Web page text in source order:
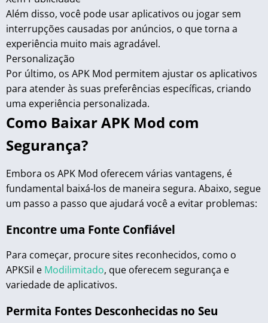
Além disso, você pode usar aplicativos ou jogar sem
interrupções causadas por anúncios, o que torna a
experiência muito mais agradável.
Personalização
Por último, os APK Mod permitem ajustar os aplicativos
para atender às suas preferências específicas, criando
uma experiência personalizada.
Como Baixar APK Mod com
Segurança?
Embora os APK Mod oferecem várias vantagens, é
fundamental baixá-los de maneira segura. Abaixo, segue
um passo a passo que ajudará você a evitar problemas:
Encontre uma Fonte Confiável
Para começar, procure sites reconhecidos, como o
APKSil e Modilimitado, que oferecem segurança e
variedade de aplicativos.
Permita Fontes Desconhecidas no Seu